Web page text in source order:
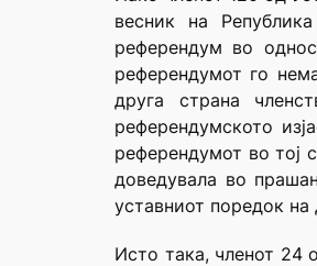
весник на
референдум во
референдумот го
друга страна
референдумското
референдумот во тој
доведувала во
уставниот поредок на
Исто така, членот 24